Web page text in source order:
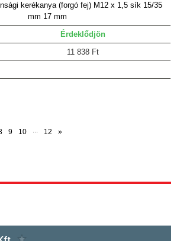
kerékanya (forgó fej) M12 x 1,5 sík 15/35
mm 17 mm
Érdeklődjön
11 838 Ft
9 10 ... 12 »